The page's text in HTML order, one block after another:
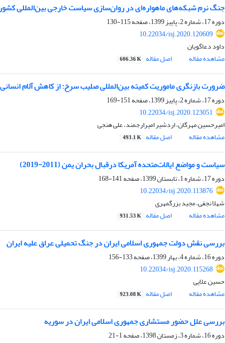
جنگ نرم شبکه‌های ماهواره‌ای در روان‌سازی سیاست خارجی بین‌المللی
دوره 17، شماره 2، پاییز 1399، صفحه
115-130
10.22034/isj.2020.120609
داود دعاگویان
مشاهده مقاله
اصل مقاله 606.36 K
ضرورت بازنگری ماموریت کمیته بین‌المللی صلیب سرخ: از کاهش آلام
دوره 17، شماره 2، پاییز 1399، صفحه
151-169
10.22034/isj.2020.123051
امیرحسین مهرگان، اردشیر امیرارجمند، علی هنجی
مشاهده مقاله
اصل مقاله 493.1 K
سیاست و مواضع ایالات‌متحده آمریکا درقبال بحران یمن (2011-2019)
دوره 17، شماره 1، تابستان 1399، صفحه
141-168
10.22034/isj.2020.113876
شهلا نجفی، مجید بزرگمهری
مشاهده مقاله
اصل مقاله 931.53 K
بررسی نقش دولت جمهوری اسلامی ایران در جنگ تحمیلی عراق علیه ایران
دوره 16، شماره 4، بهار 1399، صفحه
133-156
10.22034/isj.2020.115268
حسین علایی
مشاهده مقاله
اصل مقاله 923.08 K
بررسی علل حضور مستشاری جمهوری اسلامی ایران در سوریه
دوره 16، شماره 3، زمستان 1398، صفحه
1-21